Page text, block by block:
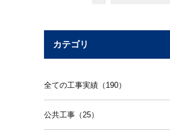
カテゴリ
全ての工事実績（190）
公共工事（25）